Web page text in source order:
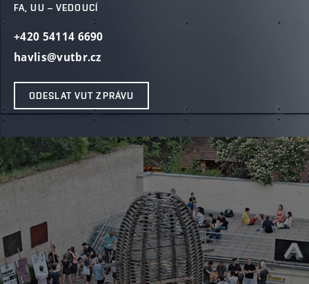
FA, UU – VEDOUCÍ
+420 54114 6690
havlis@vutbr.cz
ODESLAT VUT ZPRÁVU